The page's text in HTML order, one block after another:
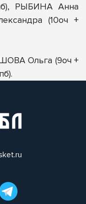
РЫБИНА Анна
(10оч +
Ольга (9оч +